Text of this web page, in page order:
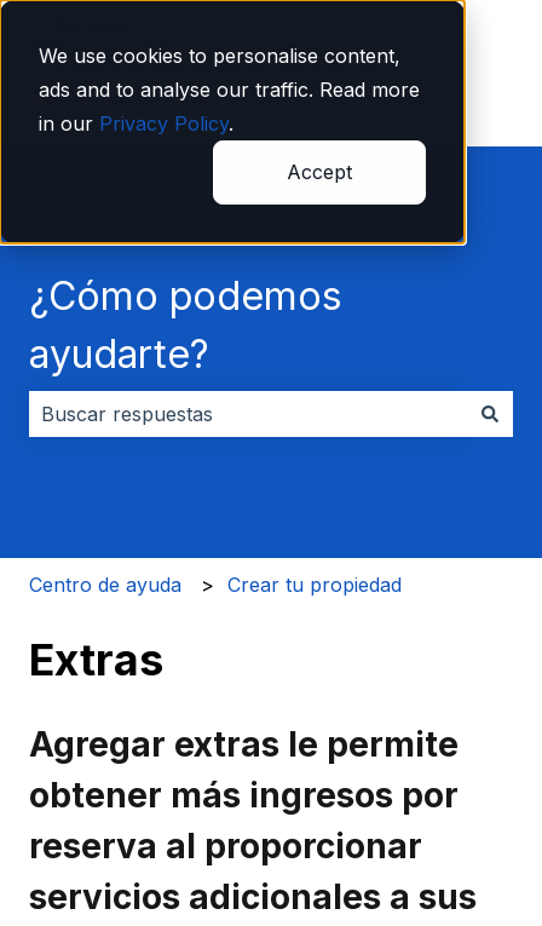
We use cookies to personalise content,
ads and to analyse our traffic. Read more
in our Privacy Policy.
Accept
¿Cómo podemos
ayudarte?
Centro de ayuda Crear tu propiedad
Extras
Agregar extras le permite
obtener más ingresos por
reserva al proporcionar
servicios adicionales a sus